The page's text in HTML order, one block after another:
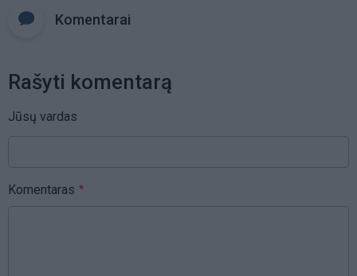
Komentarai
Rašyti komentarą
Jūsų vardas
Komentaras